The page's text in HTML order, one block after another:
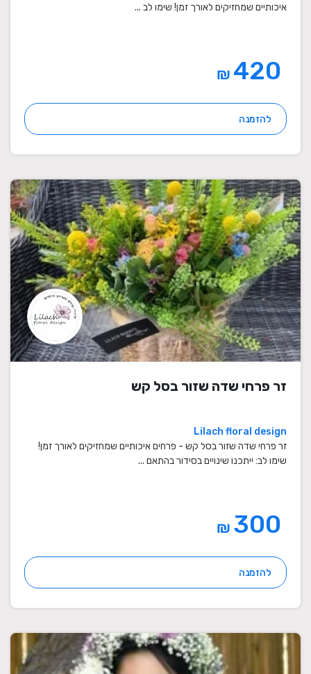
איכותיים שמחזיקים לאורך זמן! שימו לב ...
₪
להזמנה
זר פרחי שדה שזור בסל קש
Lilach floral design
זר פרחי שדה שזור בסל קש - פרחים איכותיים שמחזיקים לאורך זמן!
שימו לב: ייתכנו שינויים בסידור בהתאם ...
₪
להזמנה